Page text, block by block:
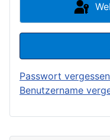
Passwort
Benutzername